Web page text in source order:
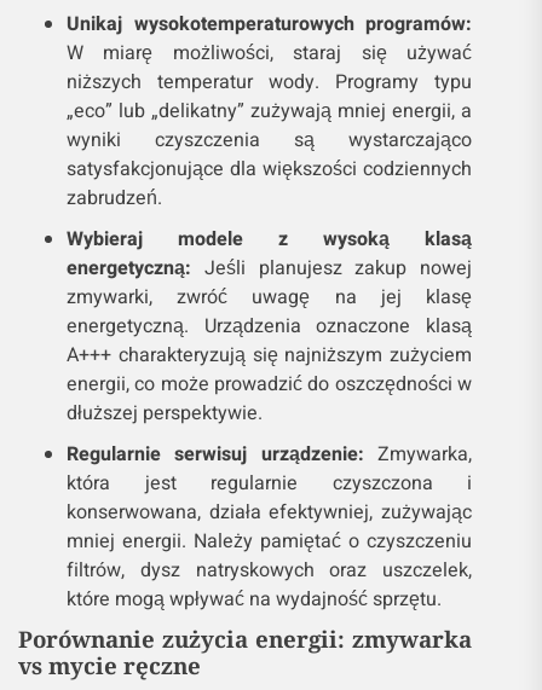
Unikaj wysokotemperaturowych programów:
W miarę możliwości, staraj się używać
niższych temperatur wody. Programy typu
„eco” lub „delikatny” zużywają mniej energii, a
wyniki czyszczenia są wystarczająco
satysfakcjonujące dla większości codziennych
zabrudzeń.
Wybieraj modele z wysoką klasą
energetyczną: Jeśli planujesz zakup nowej
zmywarki, zwróć uwagę na jej klasę
energetyczną. Urządzenia oznaczone klasą
A+++ charakteryzują się najniższym zużyciem
energii, co może prowadzić do oszczędności w
dłuższej perspektywie.
Regularnie serwisuj urządzenie: Zmywarka,
która jest regularnie czyszczona i
konserwowana, działa efektywniej, zużywając
mniej energii. Należy pamiętać o czyszczeniu
filtrów, dysz natryskowych oraz uszczelek,
które mogą wpływać na wydajność sprzętu.
Porównanie zużycia energii: zmywarka
vs mycie ręczne